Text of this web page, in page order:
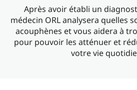
Après avoir établi un
médecin ORL analysera quelles
acouphènes et vous aidera à
pour pouvoir les atténuer et
votre vie